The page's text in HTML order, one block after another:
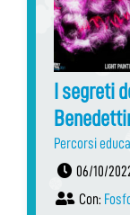
I segreti
Percorsi
06/10/
Con: